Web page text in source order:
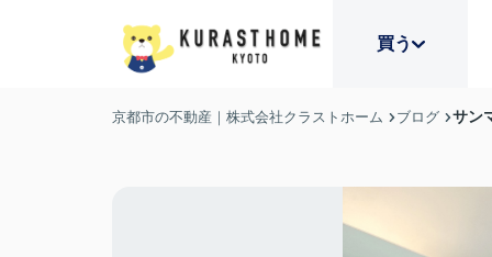
買う
京都市の不動産｜株式会社クラストホーム ブログ サン